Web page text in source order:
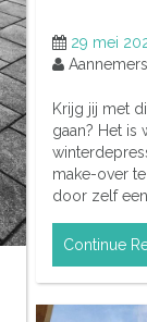
29 mei
Krijg jij met
gaan? Het is
make-over
door zelf
Continue